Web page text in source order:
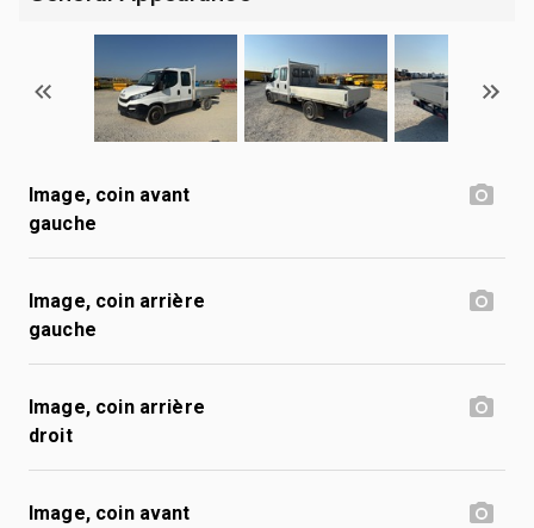
Image, coin avant
gauche
Image, coin arrière
gauche
Image, coin arrière
droit
Image, coin avant